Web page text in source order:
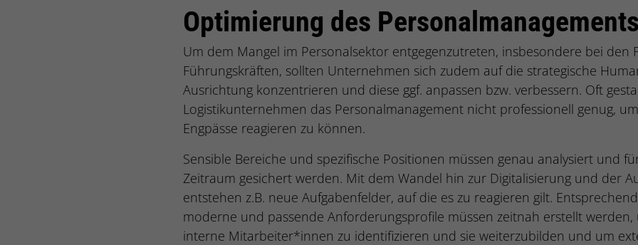
Optimierung des Personalmanagements
Um dem Mangel im Personalsektor entgegenzutreten, insbesondere bei den
Führungskräften, sollten Unternehmen sich zudem auf die strategische
Ausrichtung konzentrieren und diese ggf. anpassen bzw. verbessern. Oft
Logistikunternehmen das Personalmanagement nicht professionell genug,
Engpässe reagieren zu können.
Sensible Bereiche und spezifische Positionen müssen genau analysiert und
Zeitraum gesichert werden. Mit dem Wandel hin zur Digitalisierung und der
entstehen z.B. neue Aufgabenfelder, auf die es zu reagieren gilt.
moderne und passende Anforderungsprofile müssen zeitnah erstellt werden,
interne Mitarbeiter*innen zu identifizieren und sie weiterzubilden und um